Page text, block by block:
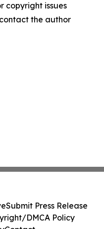
copyright issues
the author
Submit Press Release
DMCA Policy